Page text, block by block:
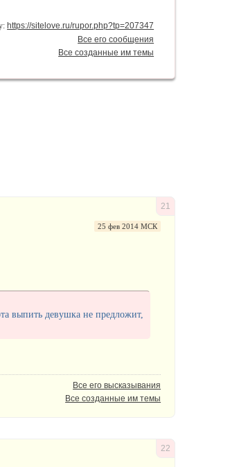
https://sitelove.ru/rupor.php?tp=207347
Все его сообщения
Все созданные им темы
21
25 фев 2014 МСК
выпить девушка не предложит,
Все его высказывания
Все созданные им темы
22